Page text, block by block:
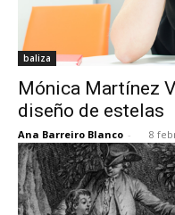
baliza
Mónica Martínez
diseño de estelas
Ana Barreiro Blanco - 8